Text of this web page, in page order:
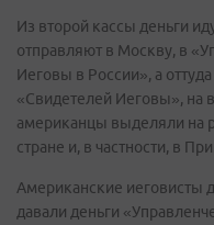
Из второй кассы деньги
отправляют в Москву, в
Иеговы в России», а
«Свидетелей Иеговы», на
американцы выделяли на
стране и, в частности, в
Американские иеговисты
давали деньги